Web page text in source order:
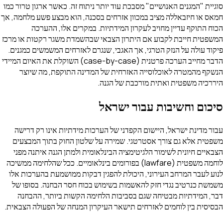
סוגיית "המגנים האנושיים" מסבכת עוד יותר ניתוח זה. כאשר ארגון טרור כמו
חמאס או חיזבאללה מציב במכוון אזרחים בסכנה, הוא מבצע פשע מלחמה, אך
הכוח התוקף עדיין מחויב לעקרון המידתיות. במקרים אלו, ההערכה
המשפטית חייבת לקבוע אם היתרון הצבאי שבהשמדת משגר רקטות או מרכז
פיקוד עולה על הנזק הטרגי, אך האגבי, שנגרם לאזרחים המשמשים כמגנים.
הדבר מחייב הערכה פרטנית (case-by-case) השוקלת את האיום המיידי
הנשקף מהמטרה לאוכלוסייה האזרחית של המדינה התוקפת, מה שיוצר
היררכיה משפטית ואתית מורכבת של הגנה.
סיכום וחשיבות עבור ישראל
עבור מדינת ישראל, היישום הקפדני של הערכות מידתיות אינו רק דרישה
משפטית אלא גם צורך אסטרטגי. שמירה על שלטון החוק בתוך המבצעים
הצבאיים חיונית לשימור הלגיטימציה הבינלאומית ולמתן הגנה איתנה מפני
לוחמה משפטית (lawfare) בפורומים בינלאומיים. ככל שהלחימה ממשיכה
לנוע לעבר המרחב העירוני, היכולת להפגין דבקות ממושמעת בהערכות אלו
משמשת כנרטיב נגדי חזק להאשמות בשימוש בכוח חסר הבחנה. בסופו של
דבר, המידתיות מבטיחה שגם בסביבות הלחימה הקשות ביותר, ההבחנה
הבסיסית בין לוחמים לאזרחים תישאר העיקרון המנחה של הפעולה הצבאית.